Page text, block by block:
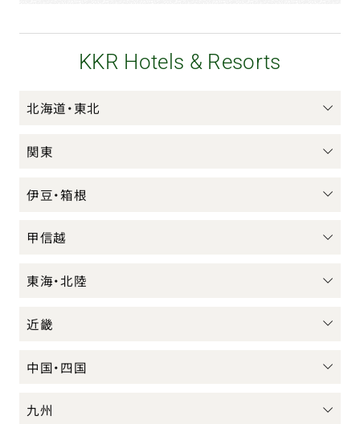
KKR Hotels & Resorts
北海道・東北
関東
伊豆・箱根
甲信越
東海・北陸
近畿
中国・四国
九州